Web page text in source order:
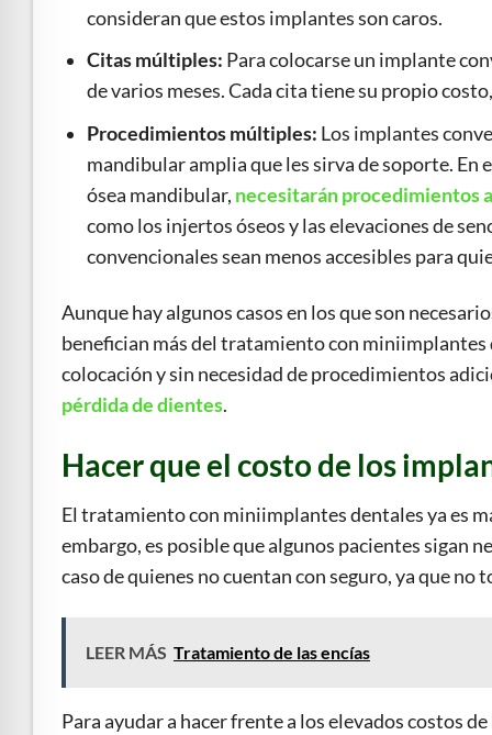
consideran que estos implantes son caros.
Citas múltiples: Para colocarse un implante
de varios meses. Cada cita tiene su propio
Procedimientos múltiples: Los implantes
mandibular amplia que les sirva de soporte. En
ósea mandibular, necesitarán procedimientos
como los injertos óseos y las elevaciones de
convencionales sean menos accesibles para
Aunque hay algunos casos en los que son
benefician más del tratamiento con miniimplantes
colocación y sin necesidad de procedimientos
pérdida de dientes.
Hacer que el costo de los
El tratamiento con miniimplantes dentales ya es
embargo, es posible que algunos pacientes sigan
caso de quienes no cuentan con seguro, ya que
LEER MÁS Tratamiento de las encías
Para ayudar a hacer frente a los elevados costos